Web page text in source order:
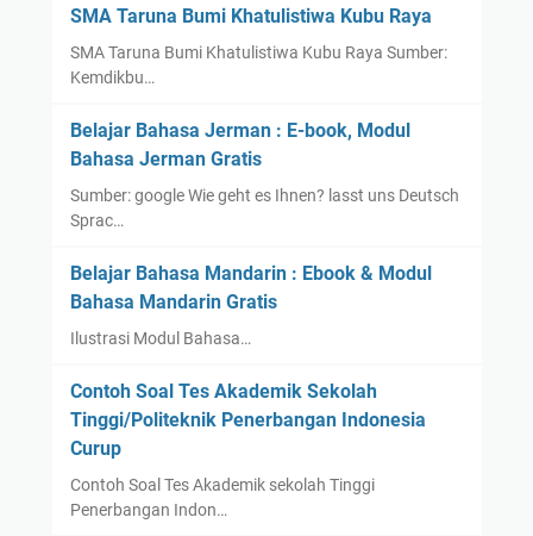
a
K
i
a
h
S
u
k
b
u
i
u
s
K
e
s
a
a
:
J
r
u
SMA Taruna Bumi Khatulistiwa Kubu Raya
SMA Taruna Bumi Khatulistiwa Kubu Raya Sumber:
Kemdikbu…
Belajar Bahasa Jerman : E-book, Modul
Bahasa Jerman Gratis
Sumber: google Wie geht es Ihnen? lasst uns Deutsch
Sprac…
Belajar Bahasa Mandarin : Ebook & Modul
Bahasa Mandarin Gratis
Ilustrasi Modul Bahasa…
Contoh Soal Tes Akademik Sekolah
Tinggi/Politeknik Penerbangan Indonesia
Curup
Contoh Soal Tes Akademik sekolah Tinggi
Penerbangan Indon…